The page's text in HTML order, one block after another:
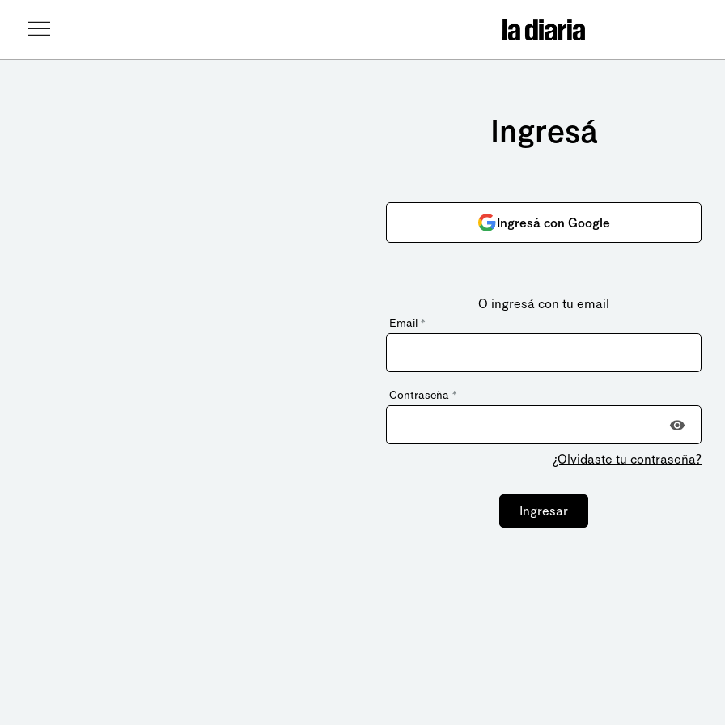
Ingresá
Ingresá con Google
O ingresá con tu email
Email *
Contraseña *
¿Olvidaste tu contraseña?
Ingresar